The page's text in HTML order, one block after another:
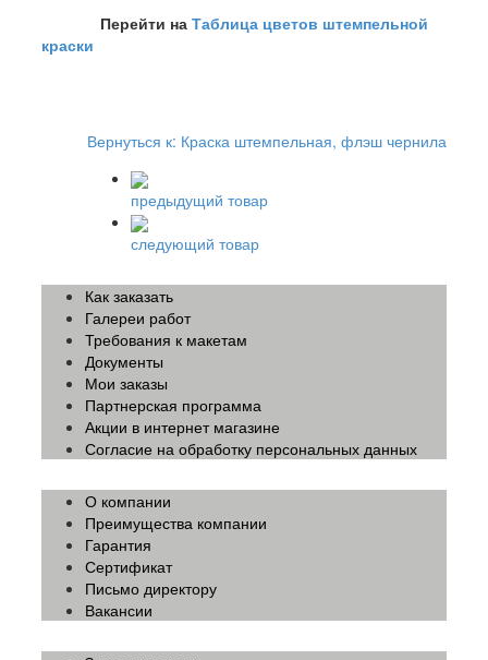
Перейти на Таблица цветов штемпельной
краски
Вернуться к: Краска штемпельная, флэш чернила
предыдущий товар
следующий товар
Как заказать
Галереи работ
Требования к макетам
Документы
Мои заказы
Партнерская программа
Акции в интернет магазине
Согласие на обработку персональных данных
О компании
Преимущества компании
Гарантия
Сертификат
Письмо директору
Вакансии